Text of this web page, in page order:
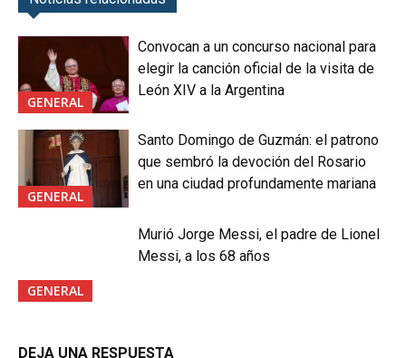
GENERAL
Convocan a un concurso nacional para
elegir la canción oficial de la visita de
León XIV a la Argentina
GENERAL
Santo Domingo de Guzmán: el patrono
que sembró la devoción del Rosario
en una ciudad profundamente mariana
GENERAL
Murió Jorge Messi, el padre de Lionel
Messi, a los 68 años
DEJA UNA RESPUESTA